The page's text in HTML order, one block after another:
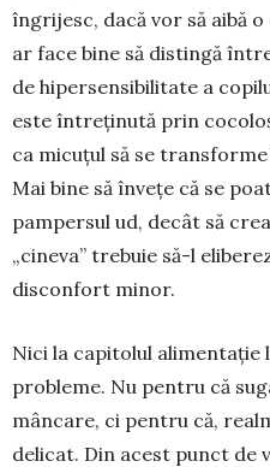
îngrijesc, dacă vor să aibă
ar face bine să distingă
de hipersen­si­bilitate a
este în­treținută prin
ca micuțul să se
Mai bine să învețe că se
pampersul ud, decât să
„cineva” trebuie să-l
disconfort minor.
Nici la capitolul alimentație
probleme. Nu pentru că
mâncare, ci pentru că,
delicat. Din acest punct de